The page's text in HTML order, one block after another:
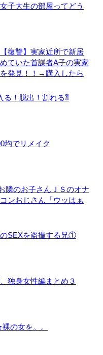
子大生の部屋ってどう
復讐】実家近所で新居
ていた首謀者A子の実家
発見！！→購入したら
る！脱出！割れる⁈
均でリメイク
隣のお子さんＪＳのオナ
ンおじさん「ウッはぁ
SEXを盗撮する兄①
独身女性編まとめ３
の女を。。